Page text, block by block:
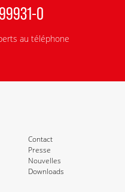
0
au téléphone
Contact
Presse
Nouvelles
Downloads